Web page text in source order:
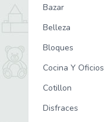
Bazar
Belleza
Bloques
Cocina Y Oficios
Cotillon
Disfraces